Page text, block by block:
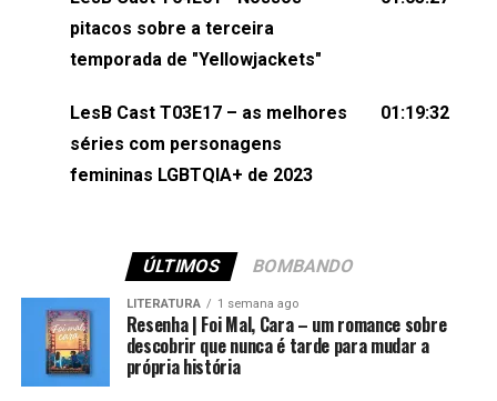
(⁠⁠⁠⁠@brunarfentanes⁠⁠⁠⁠) e Pollyelly FlorêncioEdição de
Naiady Machado
pitacos sobre a terceira
temporada de "Yellowjackets"
LesB Cast T03E17 – as melhores
séries com personagens
femininas LGBTQIA+ de 2023
01:19:32
ÚLTIMOS BOMBANDO
LITERATURA 1 semana ago
Resenha | Foi Mal, Cara – um romance sobre
descobrir que nunca é tarde para mudar a
própria história